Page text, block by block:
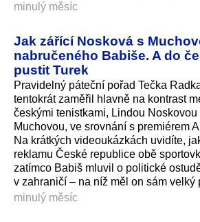
minulý měsíc
Jak zářící Nosková s
nabručeného Babiše. A do
pustit Turek
Pravidelný páteční pořad Tečka
tentokrát zaměřil hlavně na kontrast
českými tenistkami, Lindou
Muchovou, ve srovnání s premiérem
Na krátkých videoukázkách uvidíte,
reklamu České republice obě
zatímco Babiš mluvil o politické
v zahraničí – na níž měl on sám velký
minulý měsíc